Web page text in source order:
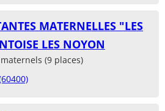
MATERNELLES "LES
LES NOYON
(9 places)